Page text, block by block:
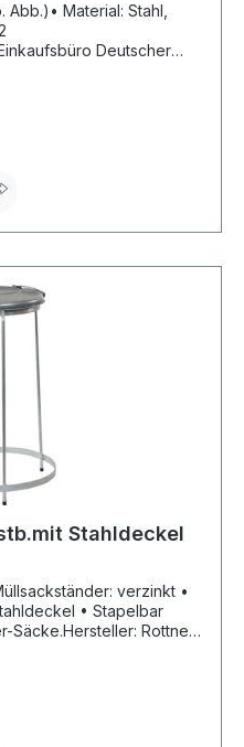
Stahl,
Deutscher
Stahldeckel
verzinkt •
Säcke.Hersteller: Rottner